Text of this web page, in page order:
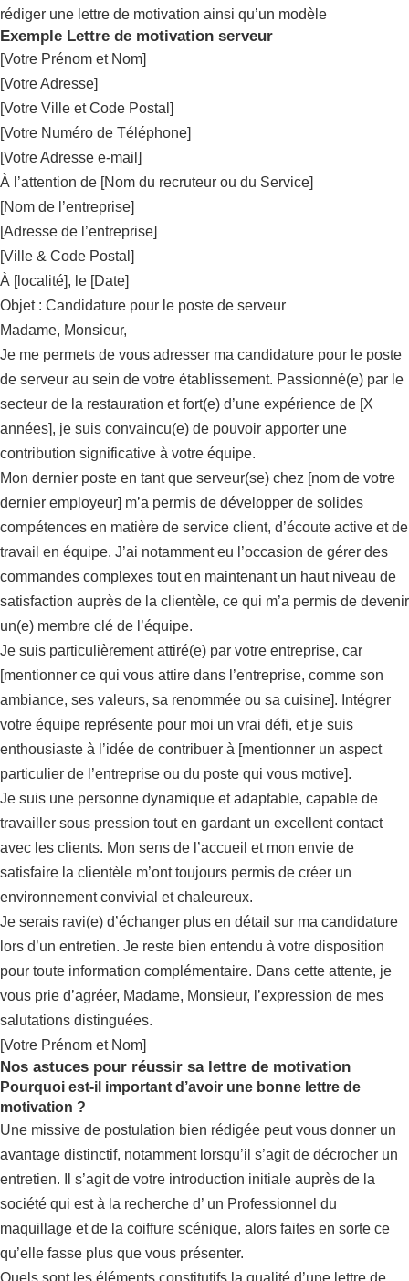
rédiger une lettre de motivation ainsi qu’un modèle
Exemple Lettre de motivation serveur
[Votre Prénom et Nom]
[Votre Adresse]
[Votre Ville et Code Postal]
[Votre Numéro de Téléphone]
[Votre Adresse e-mail]
À l’attention de [Nom du recruteur ou du Service]
[Nom de l’entreprise]
[Adresse de l’entreprise]
[Ville & Code Postal]
À [localité], le [Date]
Objet : Candidature pour le poste de serveur
Madame, Monsieur,
Je me permets de vous adresser ma candidature pour le poste
de serveur au sein de votre établissement. Passionné(e) par le
secteur de la restauration et fort(e) d’une expérience de [X
années], je suis convaincu(e) de pouvoir apporter une
contribution significative à votre équipe.
Mon dernier poste en tant que serveur(se) chez [nom de votre
dernier employeur] m’a permis de développer de solides
compétences en matière de service client, d’écoute active et de
travail en équipe. J’ai notamment eu l’occasion de gérer des
commandes complexes tout en maintenant un haut niveau de
satisfaction auprès de la clientèle, ce qui m’a permis de devenir
un(e) membre clé de l’équipe.
Je suis particulièrement attiré(e) par votre entreprise, car
[mentionner ce qui vous attire dans l’entreprise, comme son
ambiance, ses valeurs, sa renommée ou sa cuisine]. Intégrer
votre équipe représente pour moi un vrai défi, et je suis
enthousiaste à l’idée de contribuer à [mentionner un aspect
particulier de l’entreprise ou du poste qui vous motive].
Je suis une personne dynamique et adaptable, capable de
travailler sous pression tout en gardant un excellent contact
avec les clients. Mon sens de l’accueil et mon envie de
satisfaire la clientèle m’ont toujours permis de créer un
environnement convivial et chaleureux.
Je serais ravi(e) d’échanger plus en détail sur ma candidature
lors d’un entretien. Je reste bien entendu à votre disposition
pour toute information complémentaire. Dans cette attente, je
vous prie d’agréer, Madame, Monsieur, l’expression de mes
salutations distinguées.
[Votre Prénom et Nom]
Nos astuces pour réussir sa lettre de motivation
Pourquoi est-il important d’avoir une bonne lettre de
motivation ?
Une missive de postulation bien rédigée peut vous donner un
avantage distinctif, notamment lorsqu’il s’agit de décrocher un
entretien. Il s’agit de votre introduction initiale auprès de la
société qui est à la recherche d’ un Professionnel du
maquillage et de la coiffure scénique, alors faites en sorte ce
qu’elle fasse plus que vous présenter.
Quels sont les éléments constitutifs la qualité d’une lettre de